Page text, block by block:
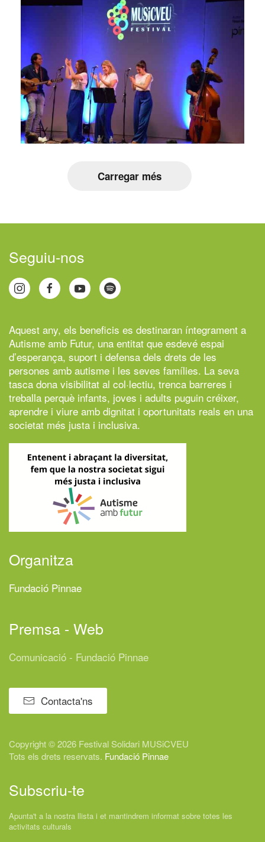
Carregar més
Seguiu-nos
Aquest any, els beneficis es destinaran íntegrament a
Autisme amb Futur, una entitat que esdevé espai
d’esperança, suport i defensa dels drets de les
persones amb autisme i les seves famílies. La seva
tasca dona visibilitat al col·lectiu, trenca barreres i
treballa perquè infants, joves i adults puguin créixer,
aprendre i viure amb dignitat i oportunitats reals en una
societat més justa i inclusiva.
Organitza
Fundació Pinnae
Premsa - Web
Comunicació - Fundació Pinnae
Contacta'ns
Copyright © 2026 Festival Solidari MUSiCVEU
Tots els drets reservats. Fundació Pinnae
Subscriu-te
Apunta't a la nostra llista i et mantindrem informat sobre totes les
activitats culturals